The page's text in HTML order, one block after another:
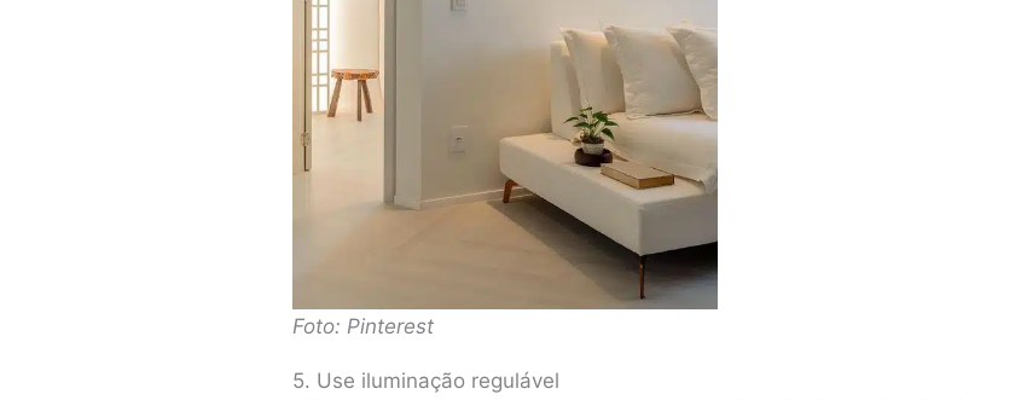
Foto: Pinterest
5. Use iluminação regulável